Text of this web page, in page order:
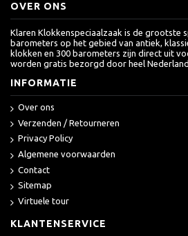
OVER ONS
Klaren Klokkenspeciaalzaak is de grootste
barometers op het gebied van antiek,
klokken en 300 barometers zijn direct uit
worden gratis bezorgd door heel
INFORMATIE
Over ons
Verzenden / Retourneren
Privacy Policy
Algemene voorwaarden
Contact
Sitemap
Virtuele tour
KLANTENSERVICE